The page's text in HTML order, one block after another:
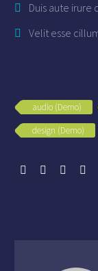
Duis aute
Velit esse
audio (Demo)
design (Demo)